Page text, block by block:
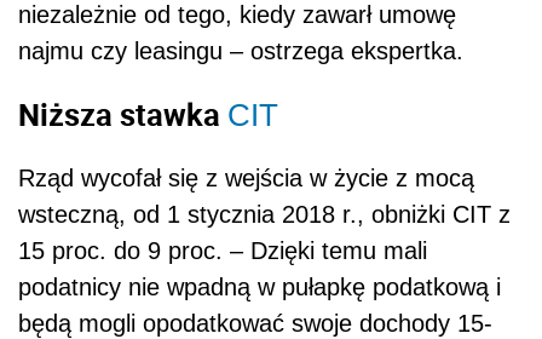
niezależnie od tego, kiedy zawarł umowę
najmu czy leasingu – ostrzega ekspertka.
Niższa stawka CIT
Rząd wycofał się z wejścia w życie z mocą
wsteczną, od 1 stycznia 2018 r., obniżki CIT z
15 proc. do 9 proc. – Dzięki temu mali
podatnicy nie wpadną w pułapkę podatkową i
będą mogli opodatkować swoje dochody 15-